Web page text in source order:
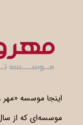
اینجا موسسه